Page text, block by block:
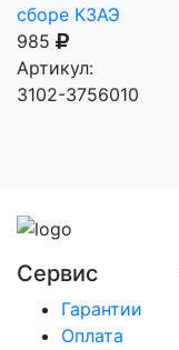
сборе КЗАЭ
985
Артикул:
3102-3756010
Сервис
Гарантии
Оплата